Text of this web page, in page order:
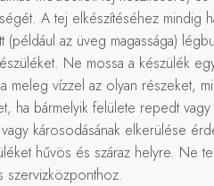
A tej elkészítéséhez
az üveg magassága)
Ne mossa a készülék
meleg vízzel az olyan részeket,
ha bármelyik felülete repedt
károsodásának elkerülése
hűvös és száraz helyre. Ne
szervizközponthoz.